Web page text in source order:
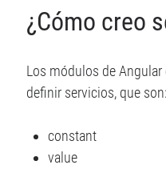
Archive
¿Cómo creo
Los módulos de
definir servicios, que son:
constant
value